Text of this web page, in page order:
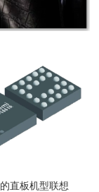
直板机型联想